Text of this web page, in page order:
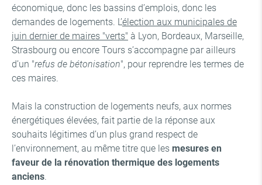
économique, donc les bassins d’emplois, donc les
demandes de logements. L’élection aux municipales de
juin dernier de maires "verts" à Lyon, Bordeaux, Marseille,
Strasbourg ou encore Tours s’accompagne par ailleurs
d’un "refus de bétonisation", pour reprendre les termes de
ces maires.
Mais la construction de logements neufs, aux normes
énergétiques élevées, fait partie de la réponse aux
souhaits légitimes d’un plus grand respect de
l’environnement, au même titre que les mesures en
faveur de la rénovation thermique des logements
anciens.